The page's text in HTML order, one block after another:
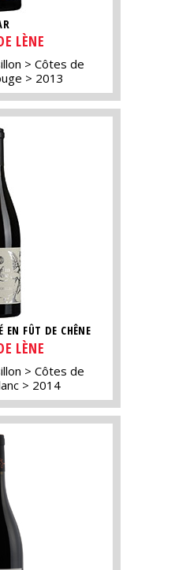
LÈNE
Côtes de
2013
EN FÛT DE CHÊNE
LÈNE
Côtes de
2014